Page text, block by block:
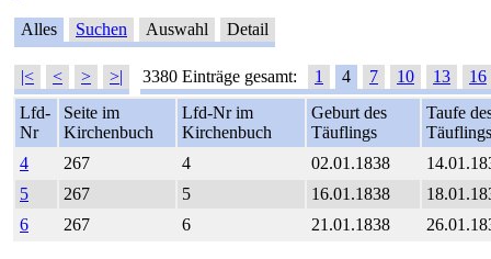
Alles Suchen Auswahl Detail
|< < > >| 3380 Einträge gesamt: 1 4 7 10 13
16
Lfd-
Nr
Seite im
Kirchenbuch
Lfd-Nr im
Kirchenbuch
Geburt des
Täuflings
Taufe
Täuflings
4
267 4 02.01.1838
5
267 5 16.01.1838
6
267 6 21.01.1838